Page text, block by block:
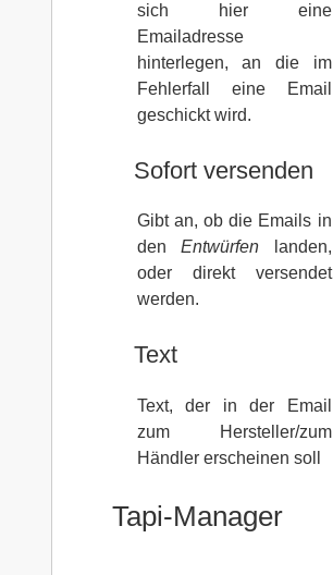
sich hier eine
Emailadresse
hinterlegen, an die im
Fehlerfall eine Email
geschickt wird.
Sofort versenden
Gibt an, ob die Emails in
denEntwürfen landen,
oder direkt versendet
werden.
Text
Text, der in der Email
zum Hersteller/zum
Händler erscheinen soll
Tapi-Manager